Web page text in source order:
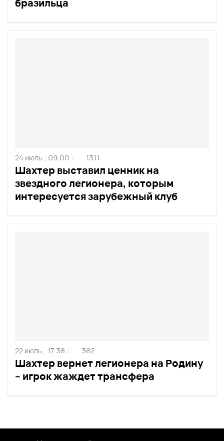
Шахтер выставил ценник на
звездного легионера, которым
интересуется зарубежный клуб
24 июль , 09:00 / 1311
Шахтер вернет легионера на Родину
– игрок жаждет трансфера
22 июль , 17:38 / 362